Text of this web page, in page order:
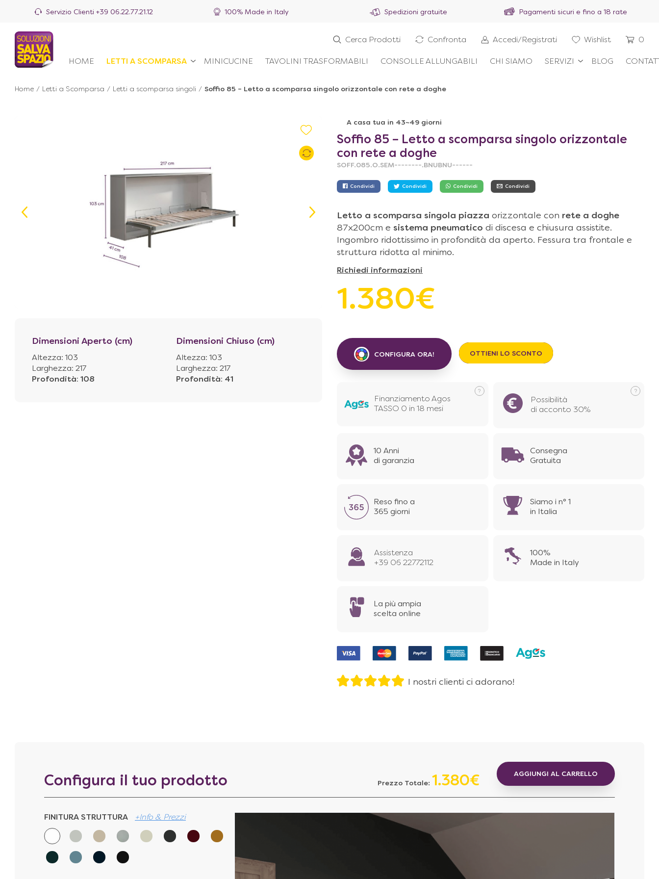
Servizio Clienti +39 06.22.77.21.12 100% Made in Italy Spedizioni gratuite Pagamenti sicuri e fino a 18 rate
HOME LETTI A SCOMPARSA MINICUCINE TAVOLINI TRASFORMABILI CONSOLLE ALLUNGABILI CHI SIAMO SERVIZI BLOG
Cerca Prodotti Confronta Accedi/Registrati Wishlist 0
Home / Letti a Scomparsa / Letti a scomparsa singoli / Soffio 85 – Letto a scomparsa singolo orizzontale con rete a doghe
Dimensioni Aperto (cm)
Altezza: 103
Larghezza: 217
Profondità: 108
Dimensioni Chiuso (cm)
Altezza: 103
Larghezza: 217
Profondità: 41
A casa tua in 43~49 giorni
Soffio 85 – Letto a scomparsa singolo orizzontale
con rete a doghe
SOFF.085.O.SEM--------.BNUBNU------
Condividi Condividi Condividi Condividi
Letto a scomparsa singola piazza orizzontale con rete a doghe
87x200cm e sistema pneumatico di discesa e chiusura assistite.
Ingombro ridottissimo in profondità da aperto. Fessura tra frontale e
struttura ridotta al minimo.
Richiedi informazioni
1.380€
CONFIGURA ORA! OTTIENI LO SCONTO
Finanziamento Agos
TASSO 0 in 18 mesi
Possibilità
di acconto 30%
10 Anni
di garanzia
Consegna
Gratuita
Reso fino a
365 giorni
Siamo i n° 1
in Italia
Assistenza
+39 06 22772112
100%
Made in Italy
La più ampia
scelta online
I nostri clienti ci adorano!
Configura il tuo prodotto Prezzo Totale: 1.380€
AGGIUNGI AL CARRELLO
FINITURA STRUTTURA +Info & Prezzi